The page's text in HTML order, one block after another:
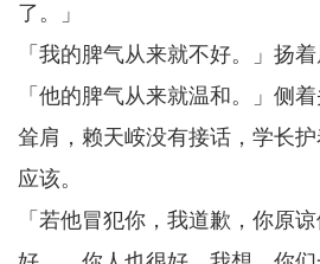
了。」
「我的脾气从来就不好。」扬
「他的脾气从来就温和。」侧
耸肩，赖天峖没有接话，学长
应该。
「若他冒犯你，我道歉，你原